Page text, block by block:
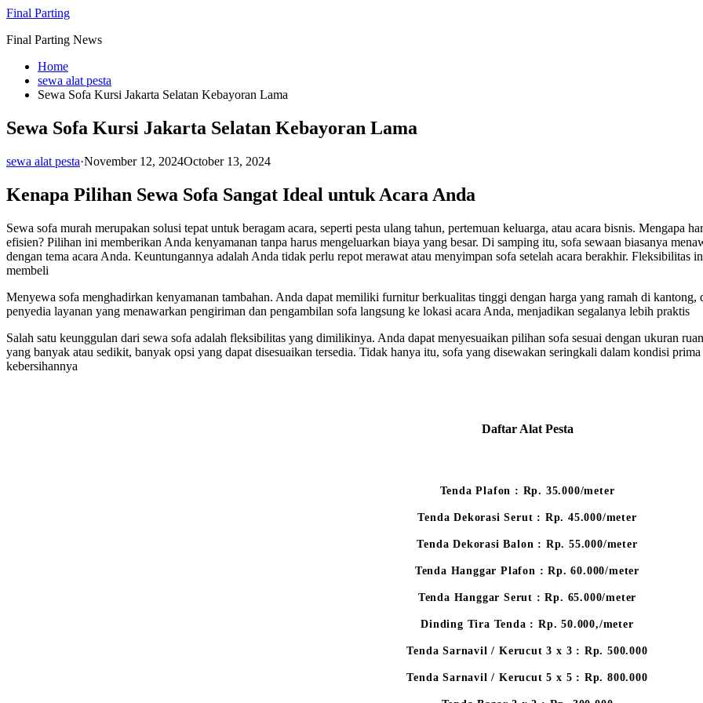
Skip
content
Final Parting
Final Parting News
Home
sewa alat pesta
Sewa Sofa Kursi Jakarta Selatan Kebayoran Lama
Sewa Sofa Kursi Jakarta Selatan Kebayoran Lama
sewa alat pesta·November 12, 2024October 13, 2024
Kenapa Pilihan Sewa Sofa Sangat Ideal untuk Acara Anda
Sewa sofa murah merupakan solusi tepat untuk beragam acara, seperti pesta ulang tahun, pertemuan keluarga, atau acara bisnis. Mengapa
efisien? Pilihan ini memberikan Anda kenyamanan tanpa harus mengeluarkan biaya yang besar. Di samping itu, sofa sewaan biasanya
dengan tema acara Anda. Keuntungannya adalah Anda tidak perlu repot merawat atau menyimpan sofa setelah acara berakhir.
membeli
Menyewa sofa menghadirkan kenyamanan tambahan. Anda dapat memiliki furnitur berkualitas tinggi dengan harga yang ramah di
penyedia layanan yang menawarkan pengiriman dan pengambilan sofa langsung ke lokasi acara Anda, menjadikan segalanya lebih praktis
Salah satu keunggulan dari sewa sofa adalah fleksibilitas yang dimilikinya. Anda dapat menyesuaikan pilihan sofa sesuai dengan ukuran
yang banyak atau sedikit, banyak opsi yang dapat disesuaikan tersedia. Tidak hanya itu, sofa yang disewakan seringkali dalam kondisi
kebersihannya
Daftar Alat Pesta
Tenda Plafon : Rp. 35.000/meter
Tenda Dekorasi Serut : Rp. 45.000/meter
Tenda Dekorasi Balon : Rp. 55.000/meter
Tenda Hanggar Plafon : Rp. 60.000/meter
Tenda Hanggar Serut : Rp. 65.000/meter
Dinding Tira Tenda : Rp. 50.000,/meter
Tenda Sarnavil / Kerucut 3 x 3 : Rp. 500.000
Tenda Sarnavil / Kerucut 5 x 5 : Rp. 800.000